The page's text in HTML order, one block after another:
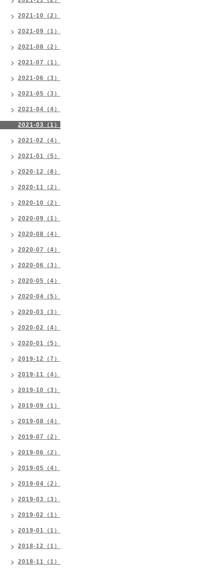
2021-10（2）
2021-09（1）
2021-08（2）
2021-07（1）
2021-06（3）
2021-05（3）
2021-04（4）
2021-03（1）
2021-02（4）
2021-01（5）
2020-12（8）
2020-11（2）
2020-10（2）
2020-09（1）
2020-08（4）
2020-07（4）
2020-06（3）
2020-05（4）
2020-04（5）
2020-03（3）
2020-02（4）
2020-01（5）
2019-12（7）
2019-11（4）
2019-10（3）
2019-09（1）
2019-08（4）
2019-07（2）
2019-06（2）
2019-05（4）
2019-04（2）
2019-03（3）
2019-02（1）
2019-01（1）
2018-12（1）
2018-11（1）